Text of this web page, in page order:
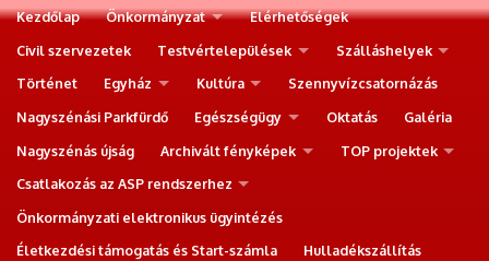
Kezdőlap Önkormányzat
Elérhetőségek
Civil szervezetek
Testvértelepülések
Szálláshelyek
Történet
Egyház Kultúra
Szennyvízcsatornázás
Nagyszénási Parkfürdő
Egészségügy Oktatás
Galéria
Nagyszénás újság
Archivált fényképek
TOP projektek
Csatlakozás az ASP rendszerhez
Önkormányzati elektronikus ügyintézés
Életkezdési támogatás és Start-számla
Hulladékszállítás